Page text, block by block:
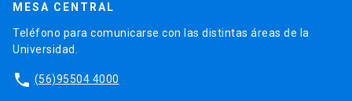
MESA CENTRAL
Teléfono para comunicarse con las distintas áreas de la
Universidad.
phone (56)95504 4000